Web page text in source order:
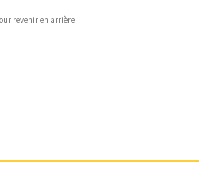
revenir en arrière